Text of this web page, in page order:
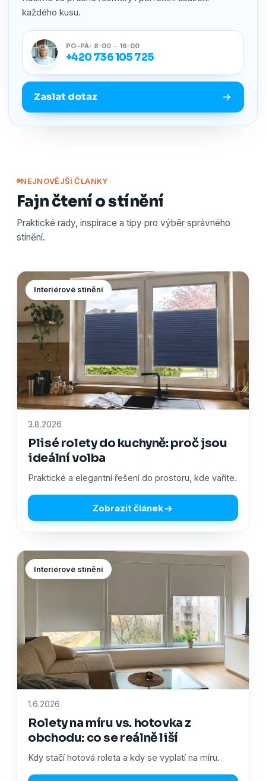
každého kusu.
PO–PÁ: 8:00 - 16:00
+420 736 105 725
Zaslat dotaz
NEJNOVĚJŠÍ ČLÁNKY
Fajn čtení o stínění
Praktické rady, inspirace a tipy pro výběr správného
stínění.
Interiérové stínění
3.8.2026
Plisé rolety do kuchyně: proč jsou
ideální volba
Praktické a elegantní řešení do prostoru, kde vaříte.
Zobrazit článek
Interiérové stínění
1.6.2026
Rolety na míru vs. hotovka z
obchodu: co se reálně liší
Kdy stačí hotová roleta a kdy se vyplatí na míru.